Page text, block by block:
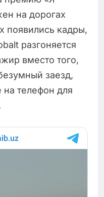
на дорогах
появились кадры,
разгоняется
вместо того,
заезд,
телефон для